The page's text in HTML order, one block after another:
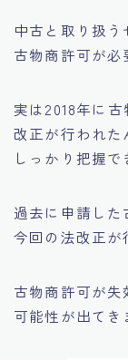
中古と取り扱う
古物商許可が必
実は2018年に古
改正が行われた
しっかり把握
過去に申請し
今回の法改正が
古物商許可が失
可能性が出てき